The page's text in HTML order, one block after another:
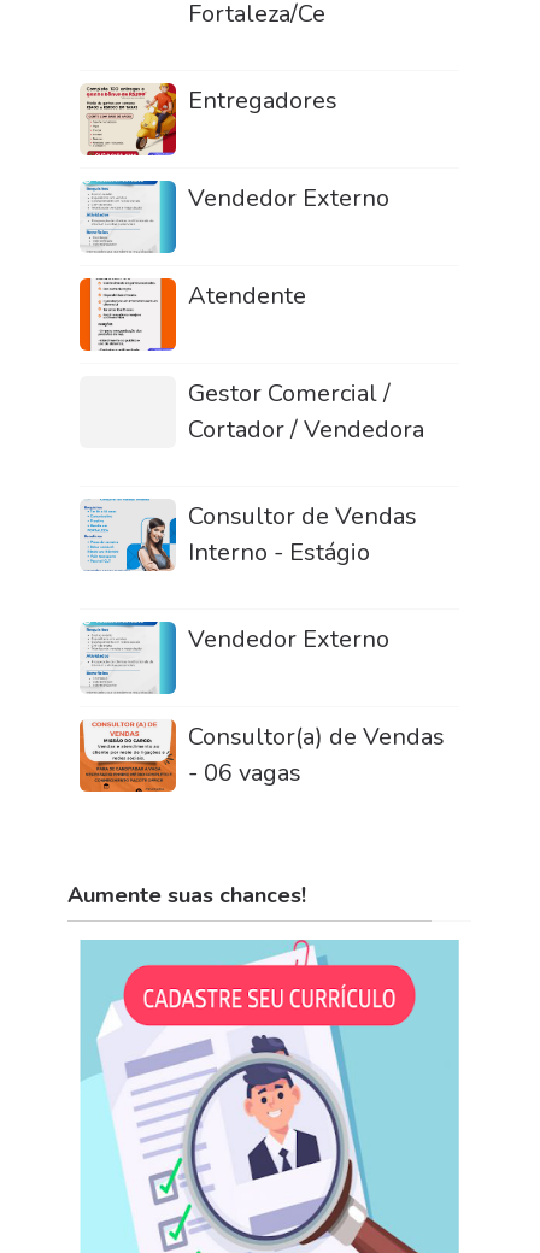
Fortaleza/Ce
Entregadores
Vendedor Externo
Atendente
Gestor Comercial /
Cortador / Vendedora
Consultor de Vendas
Interno - Estágio
Vendedor Externo
Consultor(a) de Vendas
- 06 vagas
Aumente suas chances!